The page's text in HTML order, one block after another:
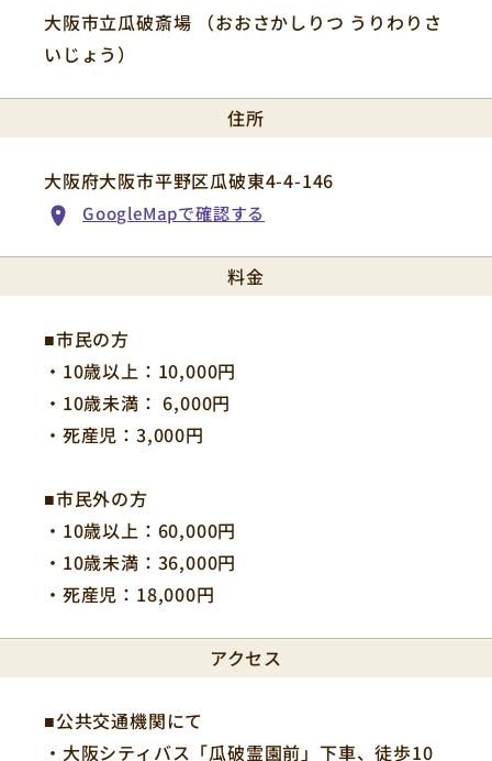
大阪市立瓜破斎場 （おおさかしりつ うりわりさ
いじょう）
住所
大阪府大阪市平野区瓜破東4-4-146
GoogleMapで確認する
料金
■市民の方
・10歳以上：10,000円
・10歳未満： 6,000円
・死産児：3,000円
■市民外の方
・10歳以上：60,000円
・10歳未満：36,000円
・死産児：18,000円
アクセス
■公共交通機関にて
・大阪シティバス「瓜破霊園前」下車、徒歩10